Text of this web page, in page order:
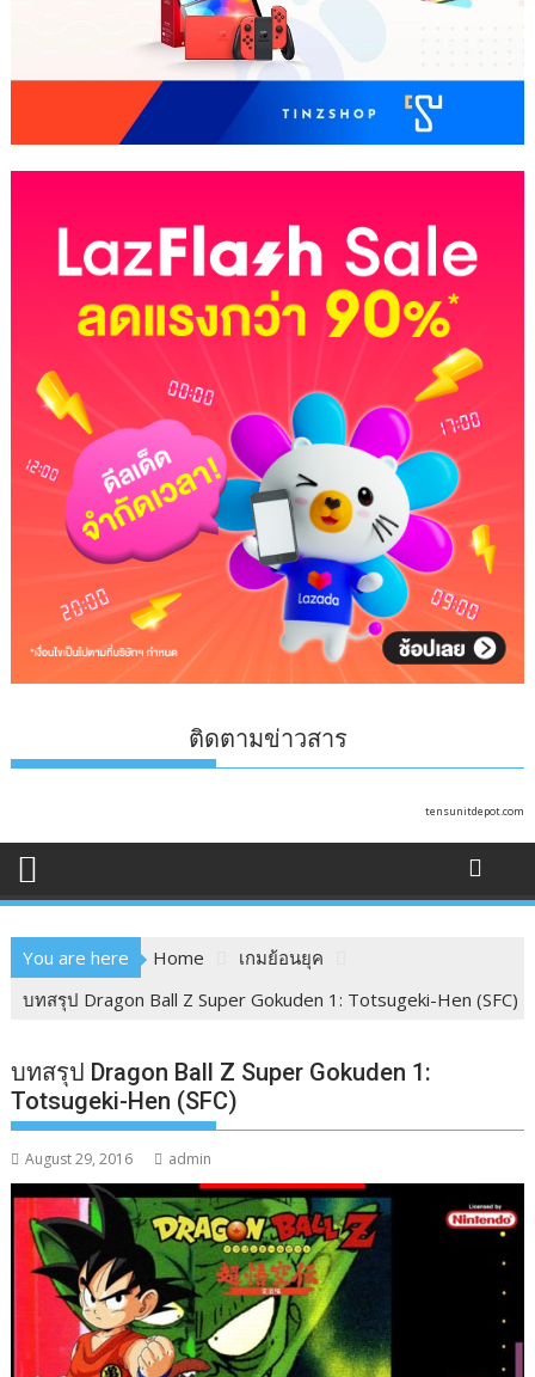
ติดตามข่าวสาร
tensunitdepot.com
You are here Home
เกมย้อนยุค
บทสรุป Dragon Ball Z Super Gokuden 1: Totsugeki-Hen (SFC)
บทสรุป Dragon Ball Z Super Gokuden 1:
Totsugeki-Hen (SFC)
August 29, 2016 admin